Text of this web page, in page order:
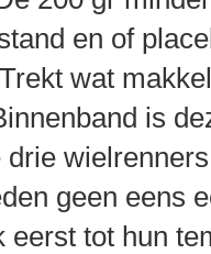
en of
wat
is
drie
geen eens
eerst tot hun